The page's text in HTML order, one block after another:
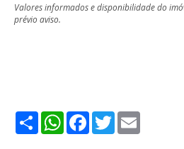
Valores informados e disponibilidade do
prévio aviso.
ShareWhatsApp
Facebook
Twitter